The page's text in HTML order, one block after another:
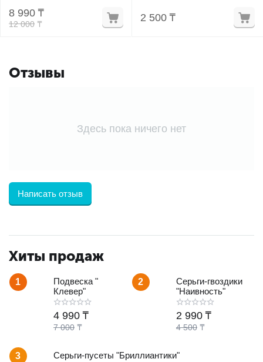
12 000 ₸
8 990 ₸ 2 500 ₸
Отзывы
Здесь пока ничего нет
Написать отзыв
Хиты продаж
1
Подвеска "
Клевер"
7 000 ₸
4 990 ₸
2
Серьги-гвоздики
"Наивность"
4 500 ₸
2 990 ₸
3 Серьги-пусеты "Бриллиантики"